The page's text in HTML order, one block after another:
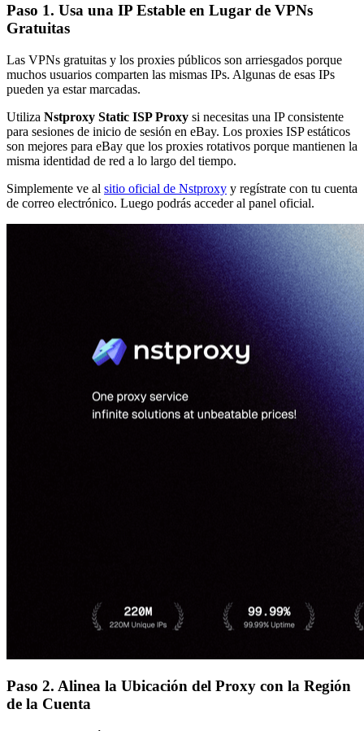
Paso 1. Usa una IP Estable en Lugar de VPNs
Gratuitas
Las VPNs gratuitas y los proxies públicos son arriesgados porque
muchos usuarios comparten las mismas IPs. Algunas de esas IPs
pueden ya estar marcadas.
Utiliza Nstproxy Static ISP Proxy si necesitas una IP consistente
para sesiones de inicio de sesión en eBay. Los proxies ISP estáticos
son mejores para eBay que los proxies rotativos porque mantienen la
misma identidad de red a lo largo del tiempo.
Simplemente ve al sitio oficial de Nstproxy y regístrate con tu cuenta
de correo electrónico. Luego podrás acceder al panel oficial.
Paso 2. Alinea la Ubicación del Proxy con la Región
de la Cuenta